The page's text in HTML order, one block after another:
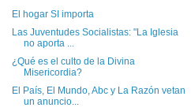
El hogar SI importa
Las Juventudes Socialistas: "La Iglesia
no aporta ...
¿Qué es el culto de la Divina
Misericordia?
El País, El Mundo, Abc y La Razón vetan
un anuncio...